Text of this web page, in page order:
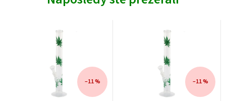
–11 % –11 %